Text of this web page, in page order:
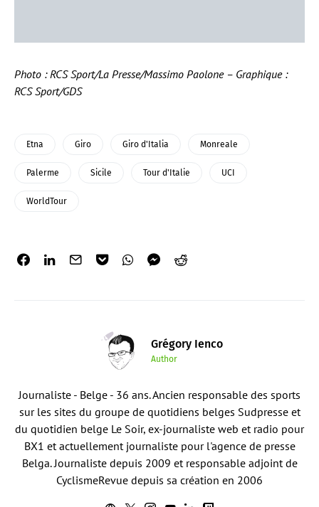
Photo : RCS Sport/La Presse/Massimo Paolone – Graphique :
RCS Sport/GDS
Etna Giro Giro d'Italia Monreale
Palerme Sicile Tour d'Italie UCI
WorldTour
Grégory Ienco
Author
Journaliste - Belge - 36 ans. Ancien responsable des sports
sur les sites du groupe de quotidiens belges Sudpresse et
du quotidien belge Le Soir, ex-journaliste web et radio pour
BX1 et actuellement journaliste pour l'agence de presse
Belga. Journaliste depuis 2009 et responsable adjoint de
CyclismeRevue depuis sa création en 2006